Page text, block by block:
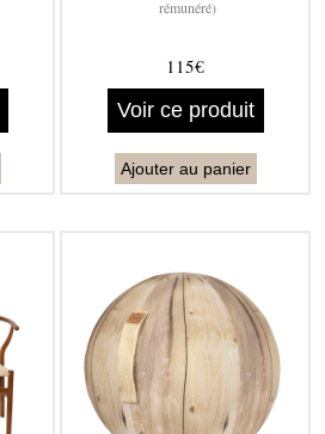
rémunéré)
115€
Voir ce produit
Ajouter au panier